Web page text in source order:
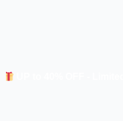
to 40% OFF - Limited Time